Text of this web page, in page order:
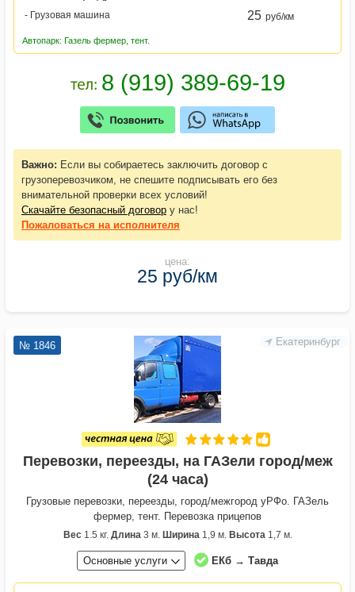
- Грузовая машина
25 руб/км
Автопарк: Газель фермер, тент.
Важно: Если вы собираетесь заключить договор с
грузоперевозчиком, не спешите подписывать его без
внимательной проверки всех условий!
Скачайте безопасный договор у нас!
Пожаловаться на исполнителя
цена:
25 руб/км
Екатеринбург
№ 1846
Перевозки, переезды, на ГАЗели город/меж
(24 часа)
Грузовые перевозки, переезды, город/межгород уРФо. ГАЗель
фермер, тент. Перевозка прицепов
Вес1.5 кг. Длина3 м. Ширина1,9 м. Высота1,7 м.
Основные услуги ЕКб → Тавда